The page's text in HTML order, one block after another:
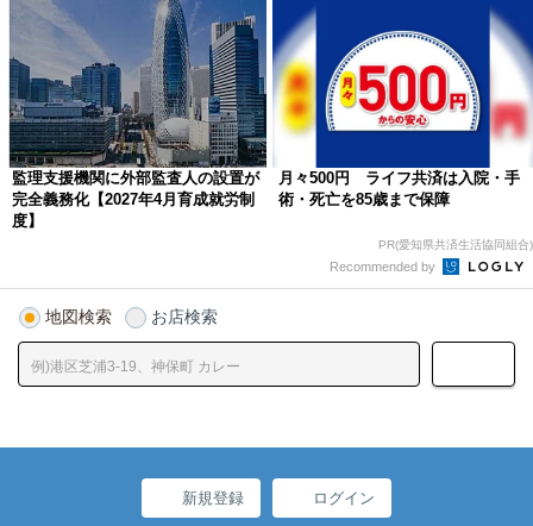
監理支援機関に外部監査人の設置が
完全義務化【2027年4月育成就労制
度】
月々500円 ライフ共済は入院・手
術・死亡を85歳まで保障
PR(愛知県共済生活協同組合)
Recommended by
地図検索 お店検索
新規登録 ログイン